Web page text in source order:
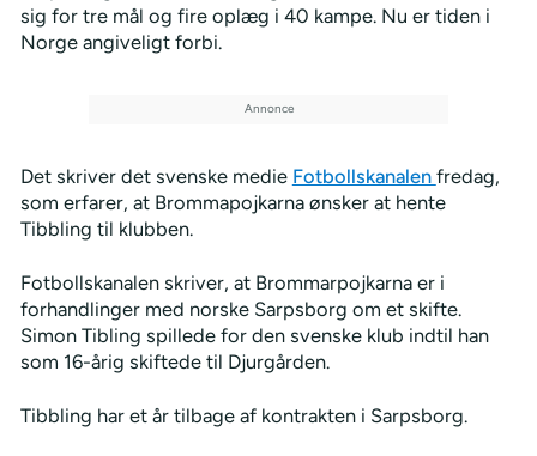
sig for tre mål og fire oplæg i 40 kampe. Nu er tiden i
Norge angiveligt forbi.
Det skriver det svenske medie Fotbollskanalen fredag,
som erfarer, at Brommapojkarna ønsker at hente
Tibbling til klubben.
Fotbollskanalen skriver, at Brommarpojkarna er i
forhandlinger med norske Sarpsborg om et skifte.
Simon Tibling spillede for den svenske klub indtil han
som 16-årig skiftede til Djurgården.
Tibbling har et år tilbage af kontrakten i Sarpsborg.